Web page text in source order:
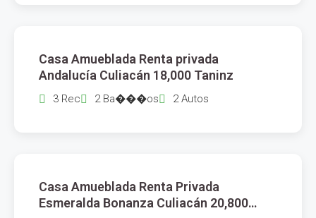
Casa Amueblada Renta privada
Andalucía Culiacán 18,000 Taninz
3 Rec 2 Ba���os 2 Autos
Casa Amueblada Renta Privada
Esmeralda Bonanza Culiacán 20,800